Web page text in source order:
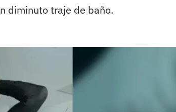
diminuto traje de baño.